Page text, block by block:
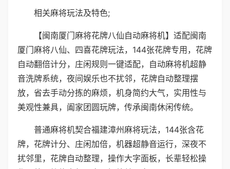
相关麻将玩法及特色;
【闽南厦门麻将花牌八仙自动麻将机】适配闽南
厦门麻将八仙、四喜花牌玩法，144张花牌专用，花牌
自动翻倍计分，庄闲规则一键适配，自动麻将机超静
音洗牌系统，夜间娱乐也不扰邻，花牌自动整理摆
放，省去手动分拣的麻烦，机身简约大气，实用性与
美观性兼具，阖家团圆玩牌，传承闽南休闲传统。
普通麻将机契合福建漳州麻将玩法，144张含花
牌，花牌计分、庄闲加倍，机器超静音运行，深夜不
扰邻里，花牌自动整理，操作大字面板，长辈轻松操